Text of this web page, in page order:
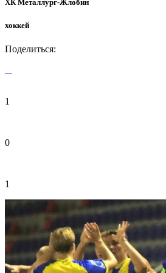
ХК Металлург-Жлобин
хоккей
Поделиться:
1
0
1